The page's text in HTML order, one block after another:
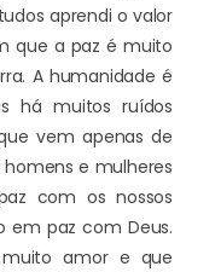
aprendi o valor
que a paz é muito
A humanidade é
há muitos ruídos
vem apenas de
homens e mulheres
com os nossos
em paz com Deus.
amor e que